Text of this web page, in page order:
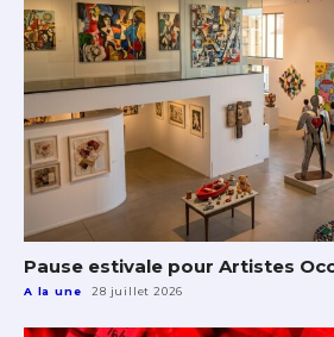
Pause estivale pour Artistes
A la une 28 juillet 2026